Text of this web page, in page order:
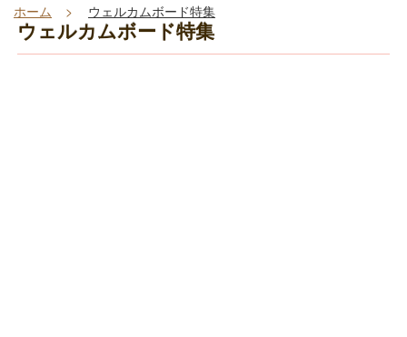
ホーム ウェルカムボード特集
ウェルカムボード特集